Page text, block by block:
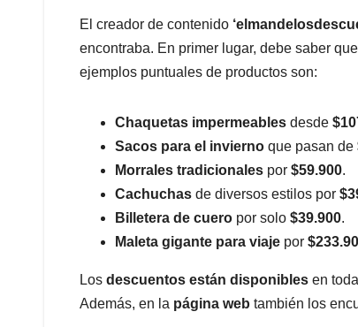
El creador de contenido
encontraba. En primer lugar, debe saber
ejemplos puntuales de productos son:
Chaquetas impermeables desde
Sacos para el invierno que pasan de
Morrales tradicionales por $59.900.
Cachuchas de diversos estilos por
Billetera de cuero por solo $39.900.
Maleta gigante para viaje por
Los descuentos están disponibles en
Además, en la página web también los